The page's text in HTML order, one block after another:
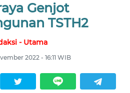
Genjot
TSTH2
- Utama
2022 - 16:11 WIB